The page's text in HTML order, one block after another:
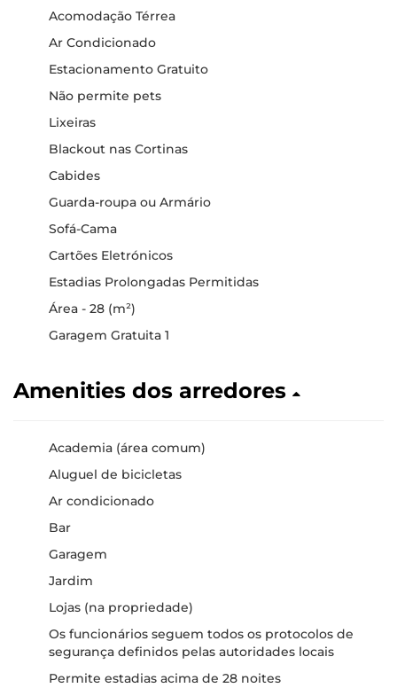
Acomodação Térrea
Ar Condicionado
Estacionamento Gratuito
Não permite pets
Lixeiras
Blackout nas Cortinas
Cabides
Guarda-roupa ou Armário
Sofá-Cama
Cartões Eletrónicos
Estadias Prolongadas Permitidas
Área - 28 (m²)
Garagem Gratuita 1
Amenities dos arredores
Academia (área comum)
Aluguel de bicicletas
Ar condicionado
Bar
Garagem
Jardim
Lojas (na propriedade)
Os funcionários seguem todos os protocolos de
segurança definidos pelas autoridades locais
Permite estadias acima de 28 noites